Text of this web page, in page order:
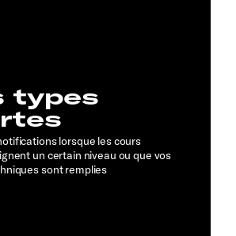
types
lorsque les cours
un certain niveau ou que vos
sont remplies